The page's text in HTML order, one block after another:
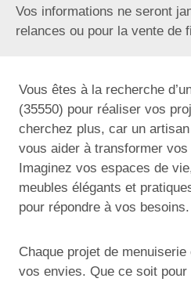
Vos informations ne seront
relances ou pour la vente de
Vous êtes à la recherche
(35550) pour réaliser vos
cherchez plus, car un
vous aider à transformer
Imaginez vos espaces de
meubles élégants et
pour répondre à vos besoins.
Chaque projet de
vos envies. Que ce soit pour